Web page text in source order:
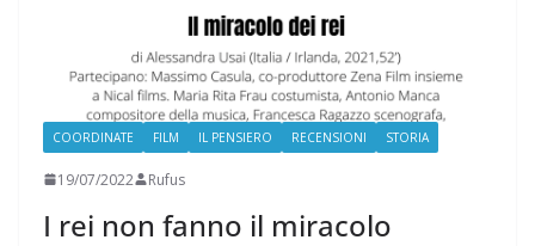
COORDINATE FILM IL PENSIERO RECENSIONI STORIA
19/07/2022 Rufus
I rei non fanno il miracolo